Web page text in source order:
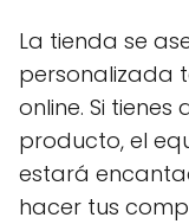
La tienda se
personalizada
online. Si
producto, el
estará
hacer tus